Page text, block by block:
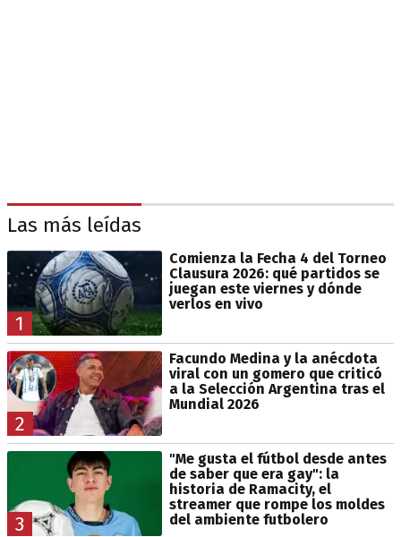
Las más leídas
1
Comienza la Fecha 4 del Torneo
Clausura 2026: qué partidos se
juegan este viernes y dónde
verlos en vivo
2
Facundo Medina y la anécdota
viral con un gomero que criticó
a la Selección Argentina tras el
Mundial 2026
3
"Me gusta el fútbol desde antes
de saber que era gay": la
historia de Ramacity, el
streamer que rompe los moldes
del ambiente futbolero